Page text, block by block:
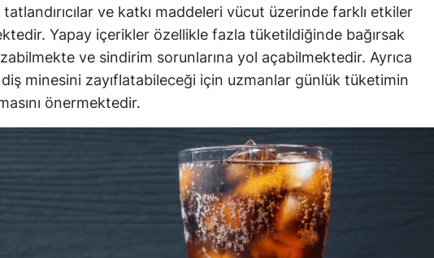
ve katkı maddeleri vücut üzerinde farklı etkiler
Yapay içerikler özellikle fazla tüketildiğinde bağırsak
ve sindirim sorunlarına yol açabilmektedir. Ayrıca
diş minesini zayıflatabileceği için uzmanlar günlük tüketimin
önermektedir.